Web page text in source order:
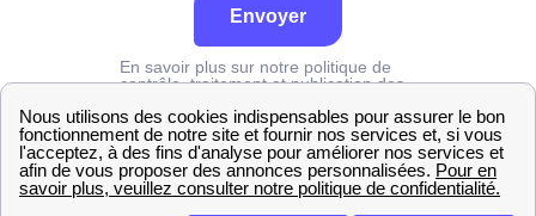
Envoyer
En savoir plus sur notre politique de
contrôle, traitement et publication des
Edf Eure Vandrimare